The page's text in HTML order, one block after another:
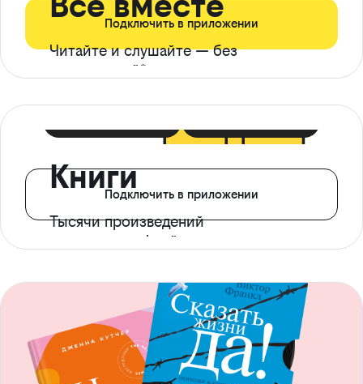
Читайте и слушайте — без
ограничений*
Подключить в приложении
Книги
Тысячи произведений
с доступом офлайн
Подключить в приложении